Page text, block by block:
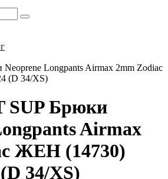
Longpants Airmax 2mm Zodiac
(D 34/XS)
SUP Брюки
Airmax
ЖЕН (14730)
34/XS)